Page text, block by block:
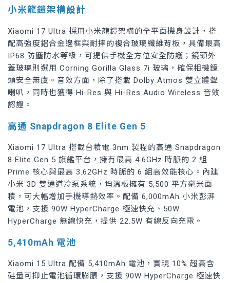
小米龍鎧架構設計
Xiaomi 17 Ultra 採用小米龍鎧架構的全平面機身設計，搭
配高強度鋁合金邊框與耐摔的複合玻璃纖維背板，具備最高
IP68 防塵防水等級，可提供手機全方位安全防護；鏡頭外
蓋玻璃則選用 Corning Gorilla Glass 7i 玻璃，確保相機鏡
頭安全無虞。音效方面，除了搭載 Dolby Atmos 雙立體聲
喇叭，同時也獲得 Hi-Res 與 Hi-Res Audio Wireless 音效
認證。
高通 Snapdragon 8 Elite Gen 5
Xiaomi 17 Ultra 搭載台積電 3nm 製程的高通 Snapdragon
8 Elite Gen 5 旗艦平台，擁有最高 4.6GHz 時脈的 2 組
Prime 核心與最高 3.62GHz 時脈的 6 組高效能核心。內建
小米 3D 雙通道冷泵系統，均溫板擁有 5,500 平方毫米面
積，可大幅增加手機導熱效率。配備 6,000mAh 小米彭湃
電池，支援 90W HyperCharge 極速快充、50W
HyperCharge 無線快充，提供 22.5W 有線反向充電。
5,410mAh 電池
Xiaomi 15 Ultra 配備 5,410mAh 電池，實現 10% 超高含
硅量可抑止電池循環膨脹，支援 90W HyperCharge 極速快